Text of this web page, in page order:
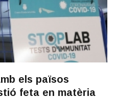
els països
feta en matèria